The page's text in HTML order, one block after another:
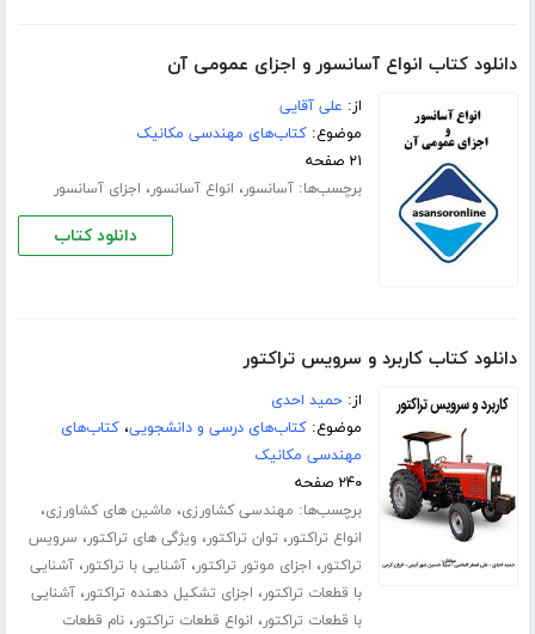
دانلود کتاب انواع آسانسور و اجزای عمومی آن
از: علی آقایی
موضوع:کتاب‌های مهندسی مکانیک
۲۱ صفحه
برچسب‌ها:آسانسور، انواع آسانسور، اجزای آسانسور
دانلود کتاب
دانلود کتاب کاربرد و سرویس تراکتور
از:حمید احدی
موضوع:کتاب‌های درسی و دانشجویی،کتاب‌های
مهندسی مکانیک
۲۴۰ صفحه
برچسب‌ها: مهندسی کشاورزی، ماشین های کشاورزی،
انواع تراکتور، توان تراکتور، ویژگی های تراکتور، سرویس
تراکتور، اجزای موتور تراکتور،آشنایی با تراکتور،آشنایی
با قطعات تراکتور، اجزای تشکیل دهنده تراکتور،آشنایی
با قطعات تراکتور، انواع قطعات تراکتور،نام قطعات